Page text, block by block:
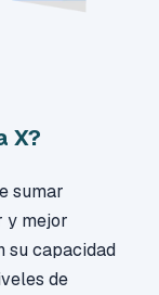
X?
sumar
y mejor
su capacidad
de